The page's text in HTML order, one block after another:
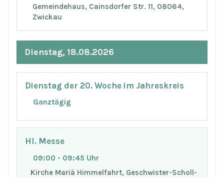
Gemeindehaus, Cainsdorfer Str. 11, 08064,
Zwickau
Dienstag, 18.08.2026
Dienstag der 20. Woche im Jahreskreis
Ganztägig
Hl. Messe
09:00 - 09:45 Uhr
Kirche Mariä Himmelfahrt, Geschwister-Scholl-